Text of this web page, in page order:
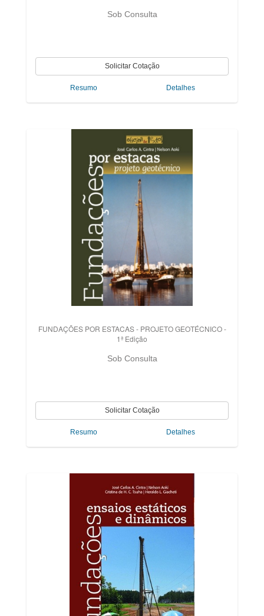
Sob Consulta
Resumo Detalhes
FUNDAÇÕES POR ESTACAS - PROJETO GEOTÉCNICO -
1ª Edição
Sob Consulta
Resumo Detalhes